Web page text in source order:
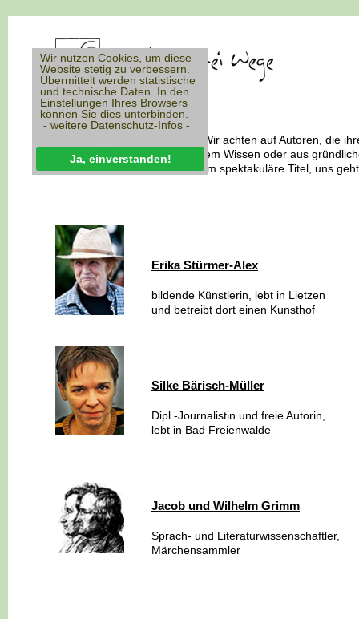
Autoren
Wir achten auf Individualität. Wir achten auf Autoren, die
eigener Erfahrung, aus eigenem Wissen oder aus
schöpfen. Uns geht es nicht um spektakuläre Titel, uns
Erika Stürmer-Alex
bildende Künstlerin, lebt in Lietzen
und betreibt dort einen Kunsthof
Silke Bärisch-Müller
Dipl.-Journalistin und freie Autorin,
lebt in Bad Freienwalde
Jacob und Wilhelm Grimm
Sprach- und Literaturwissenschaftler,
Märchensammler
Wir nutzen Cookies, um diese
Website stetig zu verbessern.
Übermittelt werden statistische
und technische Daten. In den
Einstellungen Ihres Browsers
können Sie dies unterbinden.
- weitere Datenschutz-Infos -
Ja, einverstanden!